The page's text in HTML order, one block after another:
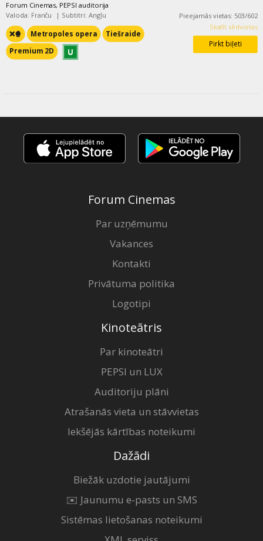
Forum Cinemas, PEPSI auditorija
Valoda: Franču
| Subtitri: Angļu
❌🍿 Metropoles opera
Tiešraide
Premium 2D
Pieejamās vietas: 503/602
Skatīt sēdvietas
Pirkt biļeti
Forum Cinemas
Par uzņēmumu
Vakances
Kontakti
Privātuma politika
Logotipi
Kinoteātris
Par kinoteātri
PEPSI un LUX
Auditoriju plāni
Atrašanās vieta un stāvvietas
Iekšējās kārtības noteikumi
Dažādi
Biežāk uzdotie jautājumi
✉️ Jaunumu e-pasts un SMS
Sistēmas lietošanas noteikumi